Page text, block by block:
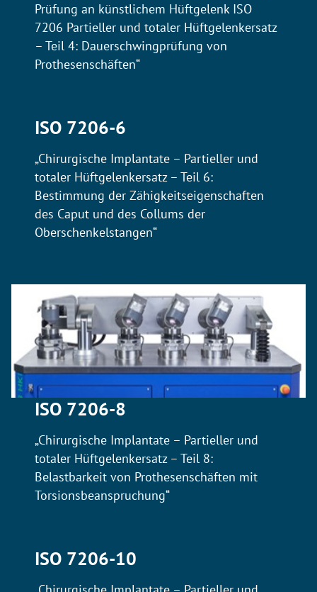
Prüfung an künstlichem Hüftgelenk ISO
7206 Partieller und totaler Hüftgelenkersatz
– Teil 4: Dauerschwingprüfung von
Prothesenschäften“
ISO 7206-6
„Chirurgische Implantate – Partieller und
totaler Hüftgelenkersatz – Teil 6:
Bestimmung der Zähigkeitseigenschaften
des Caput und des Collums der
Oberschenkelstangen“
ISO 7206-8
„Chirurgische Implantate – Partieller und
totaler Hüftgelenkersatz – Teil 8:
Belastbarkeit von Prothesenschäften mit
Torsionsbeanspruchung“
ISO 7206-10